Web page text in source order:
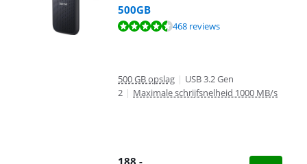
500GB
Beoordeling is 9,2 van de 10, gebaseerd op 468 reviews.
468 reviews
500 GB opslag | USB 3.2 Gen
2 | Maximale schrijfsnelheid 1000 MB/s
188,-